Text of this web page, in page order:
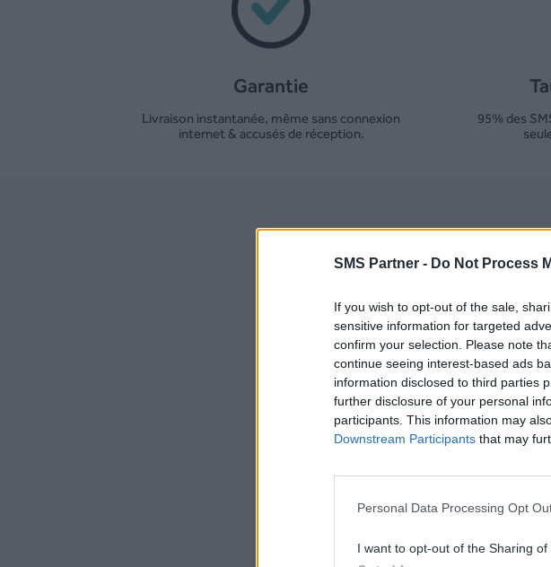
SMS Partner - Do Not Process
If you wish to opt-out of the sale,
sensitive information for targeted
confirm your selection. Please note
continue seeing interest-based ads
information disclosed to third parties
further disclosure of your personal
participants. This information may
Downstream Participants that may
Personal Data Processing Opt
I want to opt-out of the Sharing of
Garantie
Livraison instantanée, même sans connexion
internet & accusés de réception.
95% des
Tarifs
Sélectionnez le
A
5000 SMS
245€
HT/Unité